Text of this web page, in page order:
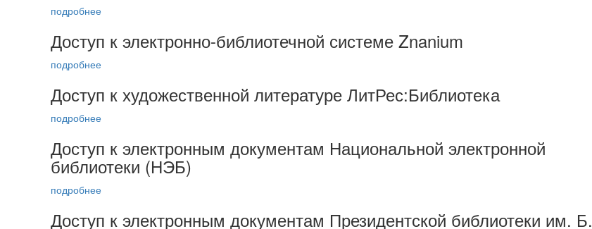
подробнее
Доступ к электронно-библиотечной системе Znanium
подробнее
Доступ к художественной литературе ЛитРес:Библиотека
подробнее
Доступ к электронным документам Национальной электронной
библиотеки (НЭБ)
подробнее
Доступ к электронным документам Президентской библиотеки им. Б.